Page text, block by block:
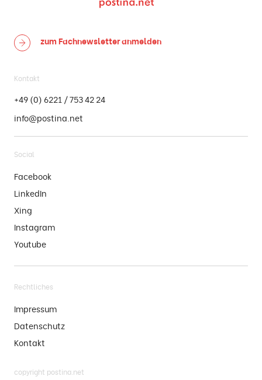
zum Fachnewsletteranmelden
Kontakt
+49 (0) 6221 / 753 42 24
info@postina.net
Social
Facebook
LinkedIn
Xing
Instagram
Youtube
Rechtliches
Impressum
Datenschutz
Kontakt
copyright postina.net